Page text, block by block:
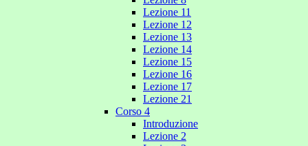
Lezione 11
Lezione 12
Lezione 13
Lezione 14
Lezione 15
Lezione 16
Lezione 17
Lezione 21
Corso 4
Introduzione
Lezione 2